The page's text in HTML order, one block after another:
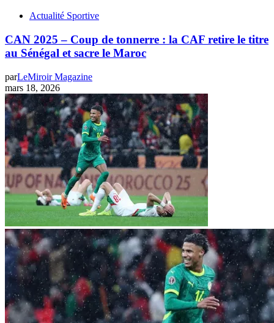
Actualité Sportive
CAN 2025 – ‎Coup de tonnerre : la CAF retire le titre
au Sénégal et sacre le Maroc
parLeMiroir Magazine
mars 18, 2026